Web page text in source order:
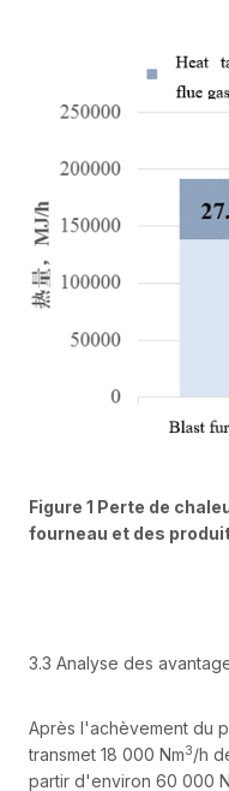
Figure 1 Perte de
fourneau et des
3.3 Analyse des
Après l'achèvement du
transmet 18 000 Nm3/h
partir d'environ 60 000